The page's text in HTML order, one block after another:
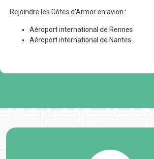
Rejoindre les Côtes d’Armor en avion :
Aéroport international de Rennes
Aéroport international de Nantes